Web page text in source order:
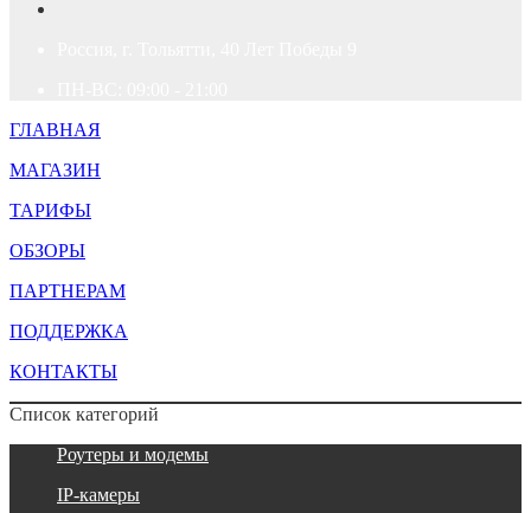
ГЛАВНАЯ
МАГАЗИН
ТАРИФЫ
ОБЗОРЫ
ПАРТНЕРАМ
ПОДДЕРЖКА
КОНТАКТЫ
Список категорий
Роутеры и модемы
IP-камеры